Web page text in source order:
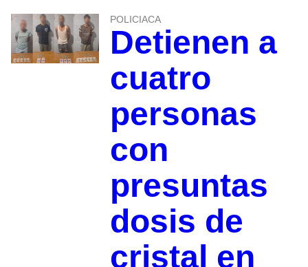
POLICIACA
Detienen a
cuatro
personas
con
presuntas
dosis de
cristal en